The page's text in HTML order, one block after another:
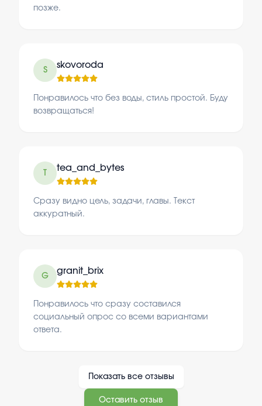
позже.
S
skovoroda
Понравилось что без воды, стиль простой. Буду
возвращаться!
tea_and_bytes
Сразу видно цель, задачи, главы. Текст
аккуратный.
G
granit_brix
Понравилось что сразу составился
социальный опрос со всеми вариантами
ответа.
Показать все отзывы
Оставить отзыв